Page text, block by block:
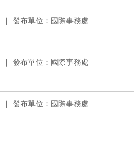
發布單位：國際事務處
發布單位：國際事務處
發布單位：國際事務處